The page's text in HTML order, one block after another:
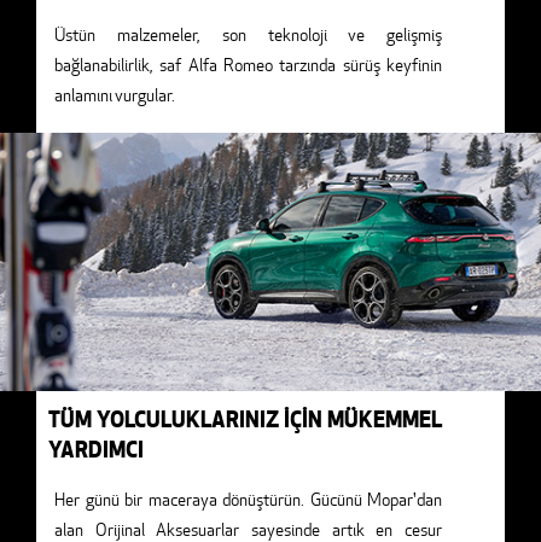
Üstün malzemeler, son teknoloji ve gelişmiş
bağlanabilirlik, saf Alfa Romeo tarzında sürüş keyfinin
anlamını vurgular.
TÜM YOLCULUKLARINIZ İÇİN MÜKEMMEL
YARDIMCI
Her günü bir maceraya dönüştürün. Gücünü Mopar'dan
alan Orijinal Aksesuarlar sayesinde artık en cesur